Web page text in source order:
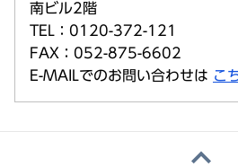
南ビル2階
TEL：0120-372-121
FAX：052-875-6602
E-MAILでのお問い合わせは こ